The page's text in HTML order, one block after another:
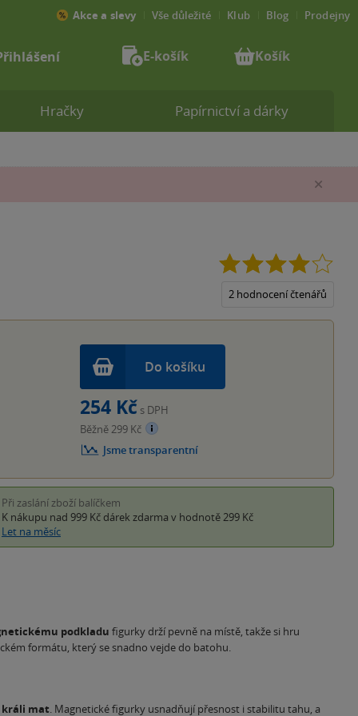
2 hodnocení čtenářů
Do košíku
254 Kč s DPH
Běžně 299 Kč
Jsme transparentní
Při zaslání zboží balíčkem
K nákupu nad 999 Kč dárek zdarma v hodnotě 299 Kč
Let na měsíc
podkladu figurky drží pevně na místě, takže si hru
formátu, který se snadno vejde do batohu.
králi mat. Magnetické figurky usnadňují přesnost i stabilitu tahu, a
Hračky Papírnictví a dárky
Akce a slevy Vše důležité Klub Blog Prodejny
E-košík Košík